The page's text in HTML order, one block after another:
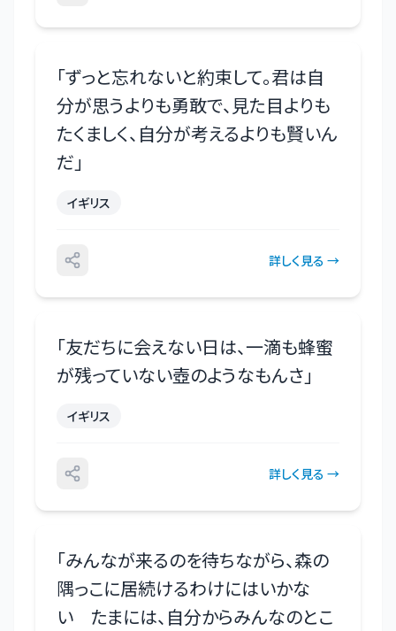
「ずっと忘れないと約束して。君は自
分が思うよりも勇敢で、見た目よりも
たくましく、自分が考えるよりも賢いん
だ 」
イギリス
詳しく見る →
「友だちに会えない日は、一滴も蜂蜜
が残っていない壺のようなもんさ 」
イギリス
詳しく見る →
「みんなが来るのを待ちながら、森の
隅っこに居続けるわけにはいかな
い たまには、自分からみんなのとこ